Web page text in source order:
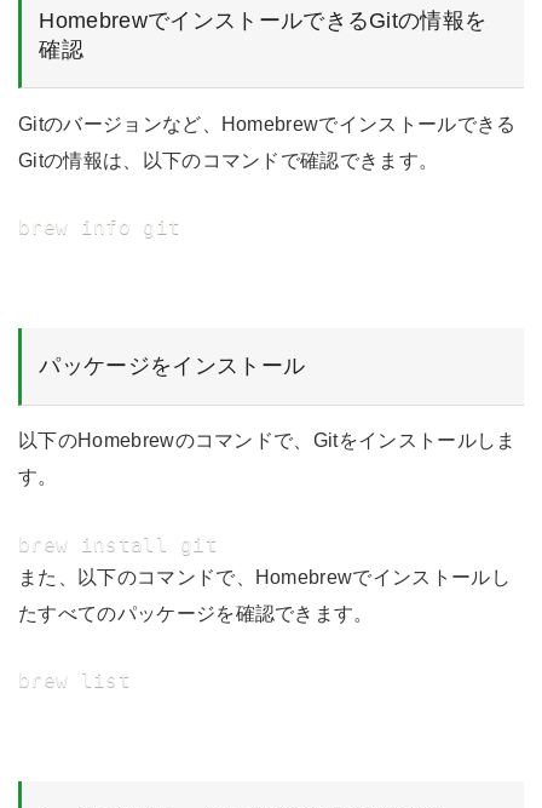
HomebrewでインストールできるGitの情報を
確認
Gitのバージョンなど、Homebrewでインストールできる
Gitの情報は、以下のコマンドで確認できます。
brew info git
パッケージをインストール
以下のHomebrewのコマンドで、Gitをインストールしま
す。
brew install git
また、以下のコマンドで、Homebrewでインストールし
たすべてのパッケージを確認できます。
brew list